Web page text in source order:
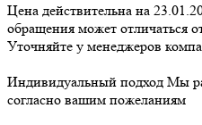
Цена действительна на
обращения может отличаться
Уточняйте у менеджеров
Индивидуальный подход Мы
согласно вашим пожеланиям